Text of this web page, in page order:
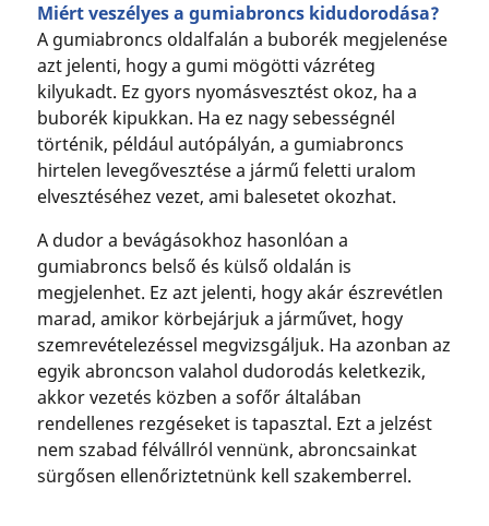
Miért veszélyes a gumiabroncs kidudorodása?
A gumiabroncs oldalfalán a buborék megjelenése
azt jelenti, hogy a gumi mögötti vázréteg
kilyukadt. Ez gyors nyomásvesztést okoz, ha a
buborék kipukkan. Ha ez nagy sebességnél
történik, például autópályán, a gumiabroncs
hirtelen levegővesztése a jármű feletti uralom
elvesztéséhez vezet, ami balesetet okozhat.
A dudor a bevágásokhoz hasonlóan a
gumiabroncs belső és külső oldalán is
megjelenhet. Ez azt jelenti, hogy akár észrevétlen
marad, amikor körbejárjuk a járművet, hogy
szemrevételezéssel megvizsgáljuk. Ha azonban az
egyik abroncson valahol dudorodás keletkezik,
akkor vezetés közben a sofőr általában
rendellenes rezgéseket is tapasztal. Ezt a jelzést
nem szabad félvállról vennünk, abroncsainkat
sürgősen ellenőriztetnünk kell szakemberrel.